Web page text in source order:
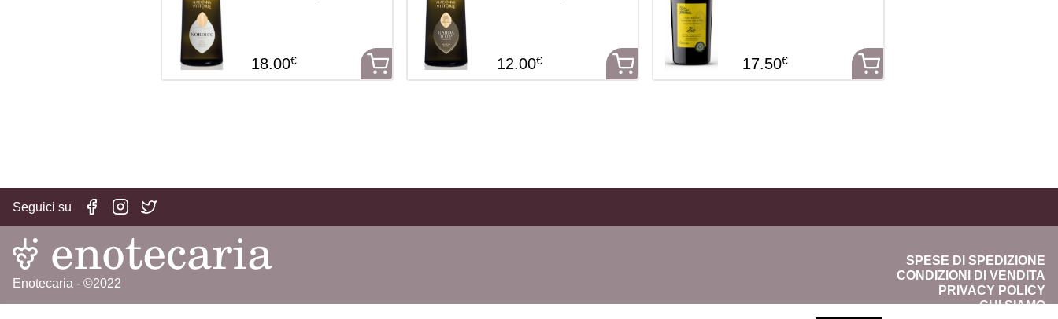
18.00€ 12.00€ 17.50€
Enotecaria - ©2022
Seguici su
SPESE DI SPEDIZIONE
CONDIZIONI DI VENDITA
PRIVACY POLICY
CHI SIAMO